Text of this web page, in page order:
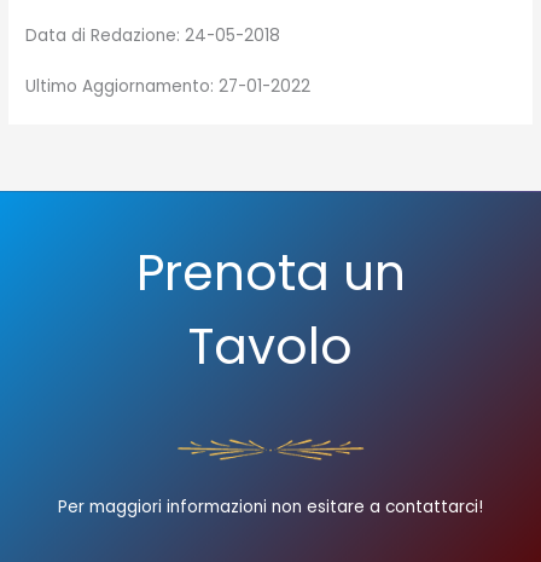
Data di Redazione: 24-05-2018
Ultimo Aggiornamento: 27-01-2022
Prenota un
Tavolo
Per maggiori informazioni non esitare a contattarci!